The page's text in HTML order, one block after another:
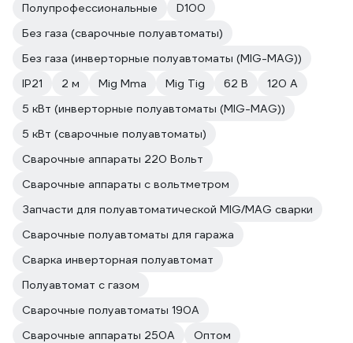
Полупрофессиональные
D100
Без газа (сварочные полуавтоматы)
Без газа (инверторные полуавтоматы (MIG-MAG))
IP21
2 м Mig Mma Mig Tig 62 В
120 А
5 кВт (инверторные полуавтоматы (MIG-MAG))
5 кВт (сварочные полуавтоматы)
Сварочные аппараты 220 Вольт
Сварочные аппараты с вольтметром
Запчасти для полуавтоматической MIG/MAG сварки
Сварочные полуавтоматы для гаража
Сварка инверторная полуавтомат
Полуавтомат с газом
Сварочные полуавтоматы 190А
Сварочные аппараты 250А
Оптом